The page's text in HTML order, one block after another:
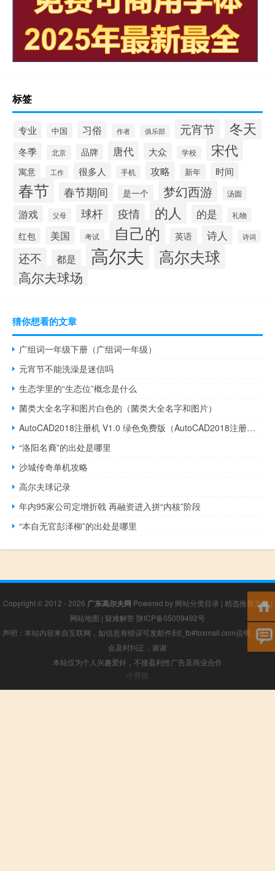
标签
专业 中国 习俗 作者 俱乐部 元宵节 冬天
冬季 北京 品牌 唐代 大众 学校 宋代
寓意 工作 很多人 手机 攻略 新年 时间
春节 春节期间 是一个 梦幻西游 汤圆
游戏 父母 球杆 疫情 的人 的是 礼物
红包 美国 考试 自己的 英语 诗人 诗词
还不 都是 高尔夫 高尔夫球
高尔夫球场
猜你想看的文章
广组词一年级下册（广组词一年级）
元宵节不能洗澡是迷信吗
生态学里的“生态位”概念是什么
菌类大全名字和图片白色的（菌类大全名字和图片）
AutoCAD2018注册机 V1.0 绿色免费版（AutoCAD2018注册机 V1.0 绿色免费版功能简介）
“洛阳名裔”的出处是哪里
沙城传奇单机攻略
高尔夫球记录
年内95家公司定增折戟 再融资进入拼“内核”阶段
“本自无官彭泽柳”的出处是哪里
Copyright © 2012 - 2026 广东高尔夫网 Powered by 网站分类目录 | 精选推荐文章|
网站地图 | 疑难解答 陕ICP备05009492号
声明：本站内容来自互联网，如信息有错误可发邮件到f_fb#foxmail.com说明，我们
会及时纠正，谢谢
本站仅为个人兴趣爱好，不接盈利性广告及商业合作
小男孩